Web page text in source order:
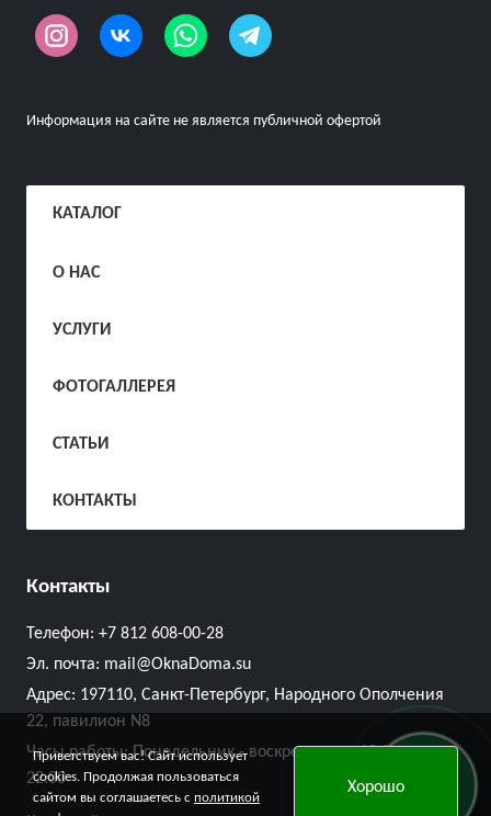
Информация на сайте не является публичной офертой
КАТАЛОГ
О НАС
УСЛУГИ
ФОТОГАЛЛЕРЕЯ
СТАТЬИ
КОНТАКТЫ
Контакты
Телефон: +7 812 608-00-28
Эл. почта: mail@OknaDoma.su
Адрес: 197110, Санкт-Петербург, Народного Ополчения
22, павилион N8
Часы работы: Понедельник - воскресенье с 10:00 до
22:00
Приветствуем вас! Сайт использует
cookies. Продолжая пользоваться
сайтом вы соглашаетесь с политикой
Хорошо